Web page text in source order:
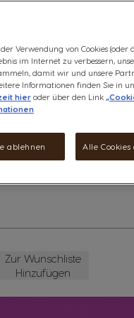
mit
Kakaobohnen.
der Nutri-Score?
5.95
Zur Wunschliste Hinzufügen
Zur Wunschliste
Hinzufügen
Verwendung von Cookies (oder
im Internet zu verbessern,
damit wir und unsere
Informationen finden Sie in
hier oder über den Link
ablehnen Alle